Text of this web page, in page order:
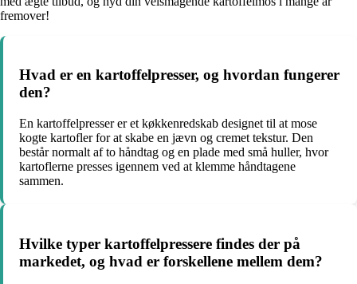
fremover!
Hvad er en kartoffelpresser, og hvordan fungerer
den?
En kartoffelpresser er et køkkenredskab designet til at mose
kogte kartofler for at skabe en jævn og cremet tekstur. Den
består normalt af to håndtag og en plade med små huller, hvor
kartoflerne presses igennem ved at klemme håndtagene
sammen.
Hvilke typer kartoffelpressere findes der på
markedet, og hvad er forskellene mellem dem?